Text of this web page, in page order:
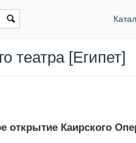
театра [Египет]
открытие Каирского